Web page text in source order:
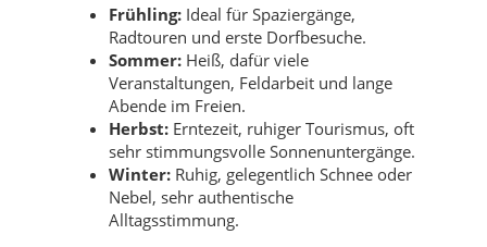
Frühling: Ideal für Spaziergänge,
Radtouren und erste Dorfbesuche.
Sommer: Heiß, dafür viele
Veranstaltungen, Feldarbeit und lange
Abende im Freien.
Herbst: Erntezeit, ruhiger Tourismus, oft
sehr stimmungsvolle Sonnenuntergänge.
Winter: Ruhig, gelegentlich Schnee oder
Nebel, sehr authentische
Alltagsstimmung.